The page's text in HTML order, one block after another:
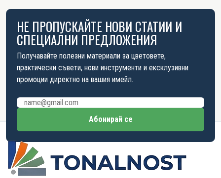
НЕ ПРОПУСКАЙТЕ НОВИ СТАТИИ И
СПЕЦИАЛНИ ПРЕДЛОЖЕНИЯ
Получавайте полезни материали за цветовете,
практически съвети, нови инструменти и ексклузивни
промоции директно на вашия имейл.
Имейл адрес
Абонирай се